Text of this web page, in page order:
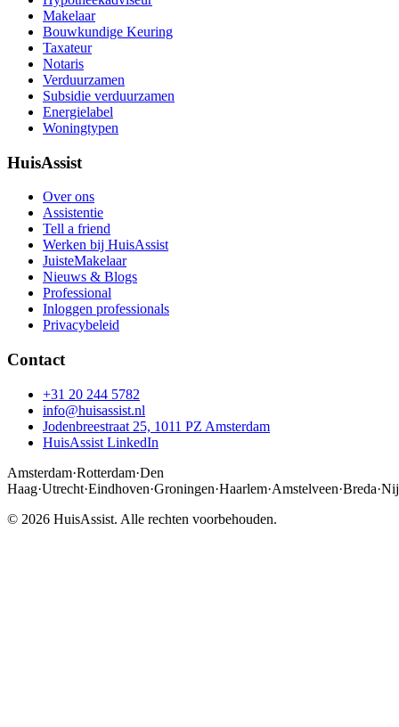
Makelaar
Bouwkundige Keuring
Taxateur
Notaris
Verduurzamen
Subsidie verduurzamen
Energielabel
Woningtypen
HuisAssist
Over ons
Assistentie
Tell a friend
Werken bij HuisAssist
JuisteMakelaar
Nieuws & Blogs
Professional
Inloggen professionals
Privacybeleid
Contact
+31 20 244 5782
info@huisassist.nl
Jodenbreestraat 25, 1011 PZ Amsterdam
HuisAssist LinkedIn
Amsterdam·Rotterdam·Den
Haag·Utrecht·Eindhoven·Groningen·Haarlem·Amstelveen·Breda·
© 2026 HuisAssist. Alle rechten voorbehouden.